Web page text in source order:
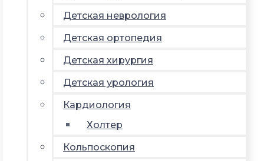
Детская неврология
Детская ортопедия
Детская хирургия
Детская урология
Кардиология
Холтер
Кольпоскопия